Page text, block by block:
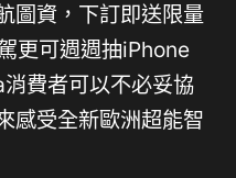
圖資，下訂即送限量
更可週週抽iPhone
費者可以不必妥協
感受全新歐洲超能智